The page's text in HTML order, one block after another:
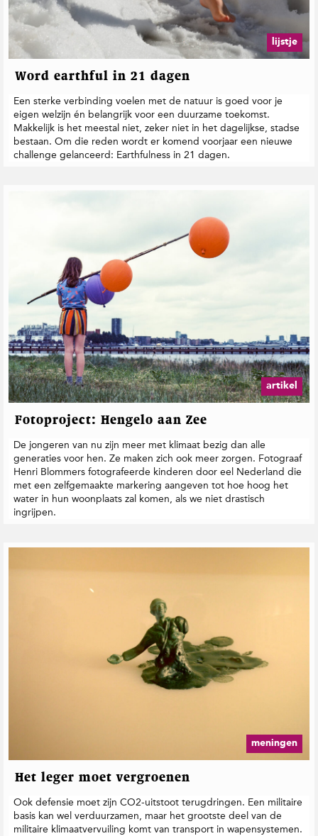
lijstje
Word earthful in 21 dagen
Een sterke verbinding voelen met de natuur is goed voor je
eigen welzijn én belangrijk voor een duurzame toekomst.
Makkelijk is het meestal niet, zeker niet in het dagelijkse, stadse
bestaan. Om die reden wordt er komend voorjaar een nieuwe
challenge gelanceerd: Earthfulness in 21 dagen.
artikel
Fotoproject: Hengelo aan Zee
De jongeren van nu zijn meer met klimaat bezig dan alle
generaties voor hen. Ze maken zich ook meer zorgen. Fotograaf
Henri Blommers fotografeerde kinderen door eel Nederland die
met een zelfgemaakte markering aangeven tot hoe hoog het
water in hun woonplaats zal komen, als we niet drastisch
ingrijpen.
meningen
Het leger moet vergroenen
Ook defensie moet zijn CO2-uitstoot terugdringen. Een militaire
basis kan wel verduurzamen, maar het grootste deel van de
militaire klimaatvervuiling komt van transport in wapensystemen.